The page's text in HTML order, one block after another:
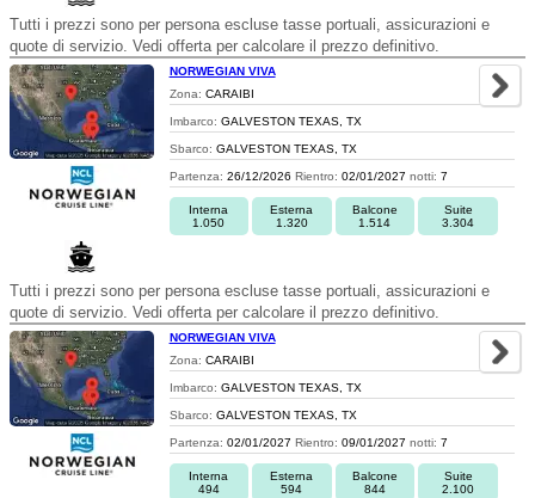
Tutti i prezzi sono per persona escluse tasse portuali, assicurazioni e
quote di servizio. Vedi offerta per calcolare il prezzo definitivo.
NORWEGIAN VIVA
Zona: CARAIBI
Imbarco: GALVESTON TEXAS, TX
Sbarco: GALVESTON TEXAS, TX
Partenza: 26/12/2026 Rientro: 02/01/2027 notti: 7
Interna
1.050
Esterna
1.320
Balcone
1.514
Suite
3.304
Tutti i prezzi sono per persona escluse tasse portuali, assicurazioni e
quote di servizio. Vedi offerta per calcolare il prezzo definitivo.
NORWEGIAN VIVA
Zona: CARAIBI
Imbarco: GALVESTON TEXAS, TX
Sbarco: GALVESTON TEXAS, TX
Partenza: 02/01/2027 Rientro: 09/01/2027 notti: 7
Interna
494
Esterna
594
Balcone
844
Suite
2.100